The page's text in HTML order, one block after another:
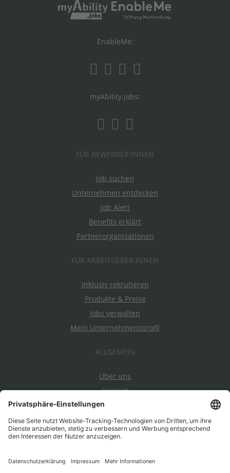
EnableMe:
myAbility.jobs:
FÜR BEWERBER:INNEN
Job suchen
Unternehmen entdecken
Job Alert
Benefits erklärt
Partnerorganisationen
FÜR ARBEITGEBER:INNEN
Inklusiv rekrutieren
Produkte & Preise
Jobs verwalten
Mein Unternehmensprofil
ALLGEMEIN
Über uns
Kontakt
Datenschutz
Impressum
AGBs